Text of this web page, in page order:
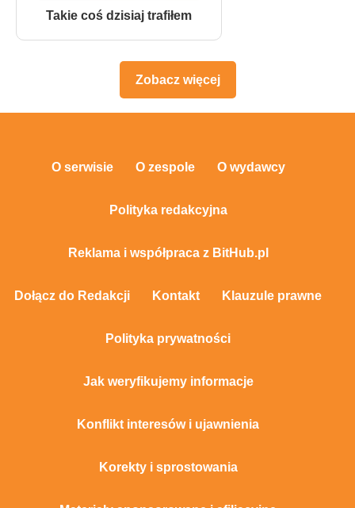
Takie coś dzisiaj trafiłem
Zobacz więcej
O serwisie O zespole O wydawcy
Polityka redakcyjna
Reklama i współpraca z BitHub.pl
Dołącz do Redakcji Kontakt Klauzule prawne
Polityka prywatności
Jak weryfikujemy informacje
Konflikt interesów i ujawnienia
Korekty i sprostowania